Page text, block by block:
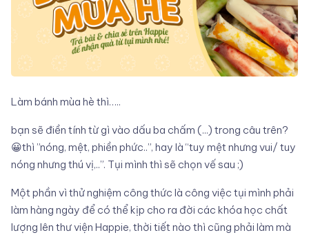
Làm bánh mùa hè thì…..
bạn sẽ điền tính từ gì vào dấu ba chấm (...) trong câu trên?
😀thì ”nóng, mệt, phiền phức..”, hay là “tuy mệt nhưng vui/ tuy
nóng nhưng thú vị,..”. Tụi mình thì sẽ chọn vế sau ;)
Một phần vì thử nghiệm công thức là công việc tụi mình phải
làm hàng ngày để có thể kịp cho ra đời các khóa học chất
lượng lên thư viện Happie, thời tiết nào thì cũng phải làm mà